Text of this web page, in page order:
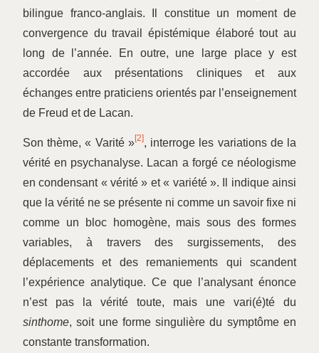
bilingue franco-anglais. Il constitue un moment de
convergence du travail épistémique élaboré tout au
long de l’année. En outre, une large place y est
accordée aux présentations cliniques et aux
échanges entre praticiens orientés par l’enseignement
de Freud et de Lacan.
Son thème, « Varité »[2], interroge les variations de la
vérité en psychanalyse. Lacan a forgé ce néologisme
en condensant « vérité » et « variété ». Il indique ainsi
que la vérité ne se présente ni comme un savoir fixe ni
comme un bloc homogène, mais sous des formes
variables, à travers des surgissements, des
déplacements et des remaniements qui scandent
l’expérience analytique. Ce que l’analysant énonce
n’est pas la vérité toute, mais une vari(é)té du
sinthome, soit une forme singulière du symptôme en
constante transformation.